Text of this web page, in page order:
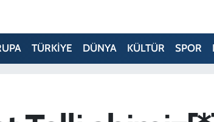
TÜRKİYE DÜNYA KÜLTÜR SPOR